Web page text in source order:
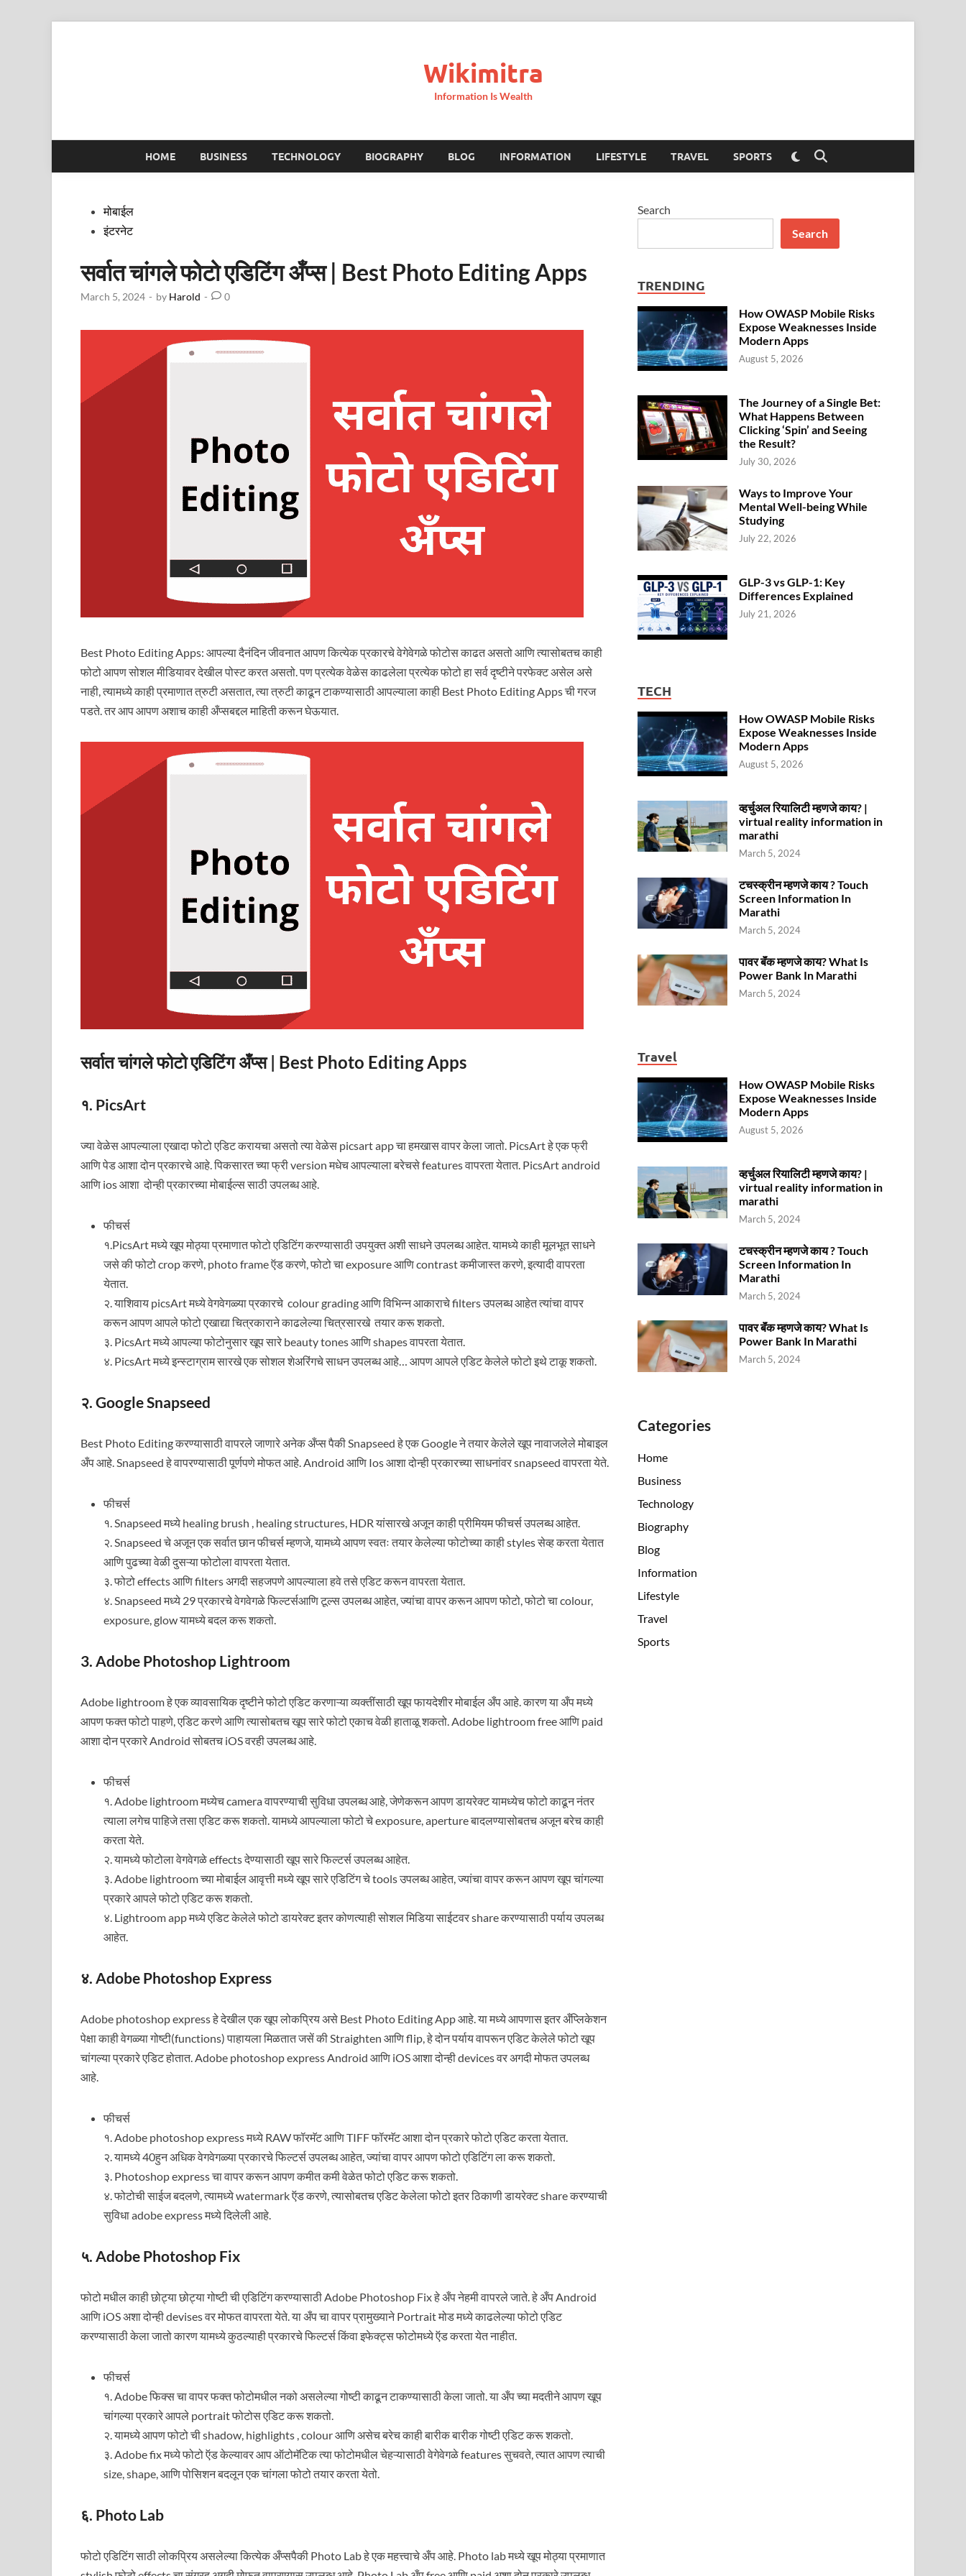
Wikimitra
Information Is Wealth
HOME BUSINESS TECHNOLOGY BIOGRAPHY BLOG INFORMATION LIFESTYLE TRAVEL SPORTS Switch
to
Open
Search
Postedमोबाईल
इंटरनेट
सर्वात चांगले फोटो एडिटिंग अँप्स | Best Photo Editing Apps
March 5, 2024 - by Harold - 0
Best Photo Editing Apps: आपल्या दैनंदिन जीवनात आपण कित्येक प्रकारचे वेगेवेगळे फोटोस काढत असतो आणि त्यासोबतच काही
फोटो आपण सोशल मीडियावर देखील पोस्ट करत असतो. पण प्रत्येक वेळेस काढलेला प्रत्येक फोटो हा सर्व दृष्टीने परफेक्ट असेल असे
नाही, त्यामध्ये काही प्रमाणात त्रुटी असतात, त्या त्रुटी काढून टाकण्यासाठी आपल्याला काही Best Photo Editing Apps ची गरज
पडते. तर आप आपण अशाच काही अँप्सबद्दल माहिती करून घेऊयात.
सर्वात चांगले फोटो एडिटिंग अँप्स | Best Photo Editing Apps
१. PicsArt
ज्या वेळेस आपल्याला एखादा फोटो एडिट करायचा असतो त्या वेळेस picsart app चा हमखास वापर केला जातो. PicsArt हे एक फ्री
आणि पेड आशा दोन प्रकारचे आहे. पिकसारत च्या फ्री version मधेच आपल्याला बरेचसे features वापरता येतात. PicsArt android
आणि ios आशा दोन्ही प्रकारच्या मोबाईल्स साठी उपलब्ध आहे.
फीचर्स
१.PicsArt मध्ये खूप मोठ्या प्रमाणात फोटो एडिटिंग करण्यासाठी उपयुक्त अशी साधने उपलब्ध आहेत. यामध्ये काही मूलभूत साधने
जसे की फोटो crop करणे, photo frame ऍड करणे, फोटो चा exposure आणि contrast कमीजास्त करणे, इत्यादी वापरता
येतात.
२. याशिवाय picsArt मध्ये वेगवेगळ्या प्रकारचे colour grading आणि विभिन्न आकाराचे filters उपलब्ध आहेत त्यांचा वापर
करून आपण आपले फोटो एखाद्या चित्रकाराने काढलेल्या चित्रसारखे तयार करू शकतो.
३. PicsArt मध्ये आपल्या फोटोनुसार खूप सारे beauty tones आणि shapes वापरता येतात.
४. PicsArt मध्ये इन्स्टाग्राम सारखे एक सोशल शेअरिंगचे साधन उपलब्ध आहे… आपण आपले एडिट केलेले फोटो इथे टाकू शकतो.
२. Google Snapseed
Best Photo Editing करण्यासाठी वापरले जाणारे अनेक अँप्स पैकी Snapseed हे एक Google ने तयार केलेले खूप नावाजलेले मोबाइल
अँप आहे. Snapseed हे वापरण्यासाठी पूर्णपणे मोफत आहे. Android आणि Ios आशा दोन्ही प्रकारच्या साधनांवर snapseed वापरता येते.
फीचर्स
१. Snapseed मध्ये healing brush , healing structures, HDR यांसारखे अजून काही प्रीमियम फीचर्स उपलब्ध आहेत.
२. Snapseed चे अजून एक सर्वात छान फीचर्स म्हणजे, यामध्ये आपण स्वतः तयार केलेल्या फोटोच्या काही styles सेव्ह करता येतात
आणि पुढच्या वेळी दुसऱ्या फोटोला वापरता येतात.
३. फोटो effects आणि filters अगदी सहजपणे आपल्याला हवे तसे एडिट करून वापरता येतात.
४. Snapseed मध्ये 29 प्रकारचे वेगवेगळे फिल्टर्सआणि टूल्स उपलब्ध आहेत, ज्यांचा वापर करून आपण फोटो, फोटो चा colour,
exposure, glow यामध्ये बदल करू शकतो.
3. Adobe Photoshop Lightroom
Adobe lightroom हे एक व्यावसायिक दृष्टीने फोटो एडिट करणाऱ्या व्यक्तींसाठी खूप फायदेशीर मोबाईल अँप आहे. कारण या अँप मध्ये
आपण फक्त फोटो पाहणे, एडिट करणे आणि त्यासोबतच खूप सारे फोटो एकाच वेळी हाताळू शकतो. Adobe lightroom free आणि paid
आशा दोन प्रकारे Android सोबतच iOS वरही उपलब्ध आहे.
फीचर्स
१. Adobe lightroom मध्येच camera वापरण्याची सुविधा उपलब्ध आहे, जेणेकरून आपण डायरेक्ट यामध्येच फोटो काढून नंतर
त्याला लगेच पाहिजे तसा एडिट करू शकतो. यामध्ये आपल्याला फोटो चे exposure, aperture बादलण्यासोबतच अजून बरेच काही
करता येते.
२. यामध्ये फोटोला वेगवेगळे effects देण्यासाठी खूप सारे फिल्टर्स उपलब्ध आहेत.
३. Adobe lightroom च्या मोबाईल आवृत्ती मध्ये खूप सारे एडिटिंग चे tools उपलब्ध आहेत, ज्यांचा वापर करून आपण खूप चांगल्या
प्रकारे आपले फोटो एडिट करू शकतो.
४. Lightroom app मध्ये एडिट केलेले फोटो डायरेक्ट इतर कोणत्याही सोशल मिडिया साईटवर share करण्यासाठी पर्याय उपलब्ध
आहेत.
४. Adobe Photoshop Express
Adobe photoshop express हे देखील एक खूप लोकप्रिय असे Best Photo Editing App आहे. या मध्ये आपणास इतर अँप्लिकेशन
पेक्षा काही वेगळ्या गोष्टी(functions) पाहायला मिळतात जसें की Straighten आणि flip, हे दोन पर्याय वापरून एडिट केलेले फोटो खूप
चांगल्या प्रकारे एडिट होतात. Adobe photoshop express Android आणि iOS आशा दोन्ही devices वर अगदी मोफत उपलब्ध
आहे.
फीचर्स
१. Adobe photoshop express मध्ये RAW फॉरमॅट आणि TIFF फॉरमॅट आशा दोन प्रकारे फोटो एडिट करता येतात.
२. यामध्ये 40हुन अधिक वेगवेगळ्या प्रकारचे फिल्टर्स उपलब्ध आहेत, ज्यांचा वापर आपण फोटो एडिटिंग ला करू शकतो.
३. Photoshop express चा वापर करून आपण कमीत कमी वेळेत फोटो एडिट करू शकतो.
४. फोटोची साईज बदलणे, त्यामध्ये watermark ऍड करणे, त्यासोबतच एडिट केलेला फोटो इतर ठिकाणी डायरेक्ट share करण्याची
सुविधा adobe express मध्ये दिलेली आहे.
५. Adobe Photoshop Fix
फोटो मधील काही छोट्या छोट्या गोष्टी ची एडिटिंग करण्यासाठी Adobe Photoshop Fix हे अँप नेहमी वापरले जाते. हे अँप Android
आणि iOS अशा दोन्ही devises वर मोफत वापरता येते. या अँप चा वापर प्रामुख्याने Portrait मोड मध्ये काढलेल्या फोटो एडिट
करण्यासाठी केला जातो कारण यामध्ये कुठल्याही प्रकारचे फिल्टर्स किंवा इफेक्ट्स फोटोमध्ये ऍड करता येत नाहीत.
फीचर्स
१. Adobe फिक्स चा वापर फक्त फोटोमधील नको असलेल्या गोष्टी काढून टाकण्यासाठी केला जातो. या अँप च्या मदतीने आपण खूप
चांगल्या प्रकारे आपले portrait फोटोस एडिट करू शकतो.
२. यामध्ये आपण फोटो ची shadow, highlights , colour आणि असेच बरेच काही बारीक बारीक गोष्टी एडिट करू शकतो.
३. Adobe fix मध्ये फोटो ऍड केल्यावर आप ऑटोमॅटिक त्या फोटोमधील चेहऱ्यासाठी वेगेवेगळे features सुचवते, त्यात आपण त्याची
size, shape, आणि पोसिशन बदलून एक चांगला फोटो तयार करता येतो.
६. Photo Lab
फोटो एडिटिंग साठी लोकप्रिय असलेल्या कित्येक अँप्सपैकी Photo Lab हे एक महत्त्वाचे अँप आहे. Photo lab मध्ये खूप मोठ्या प्रमाणात
Search
Search
TRENDING
How OWASP Mobile Risks
Expose Weaknesses Inside
Modern Apps
August 5, 2026
The Journey of a Single Bet:
What Happens Between
Clicking ‘Spin’ and Seeing
the Result?
July 30, 2026
Ways to Improve Your
Mental Well-being While
Studying
July 22, 2026
GLP-3 vs GLP-1: Key
Differences Explained
July 21, 2026
TECH
How OWASP Mobile Risks
Expose Weaknesses Inside
Modern Apps
August 5, 2026
व्हर्चुअल रियालिटी म्हणजे काय? |
virtual reality information in
marathi
March 5, 2024
टचस्क्रीन म्हणजे काय ? Touch
Screen Information In
Marathi
March 5, 2024
पावर बॅंक म्हणजे काय? What Is
Power Bank In Marathi
March 5, 2024
Travel
How OWASP Mobile Risks
Expose Weaknesses Inside
Modern Apps
August 5, 2026
व्हर्चुअल रियालिटी म्हणजे काय? |
virtual reality information in
marathi
March 5, 2024
टचस्क्रीन म्हणजे काय ? Touch
Screen Information In
Marathi
March 5, 2024
पावर बॅंक म्हणजे काय? What Is
Power Bank In Marathi
March 5, 2024
Categories
Home
Business
Technology
Biography
Blog
Information
Lifestyle
Travel
Sports